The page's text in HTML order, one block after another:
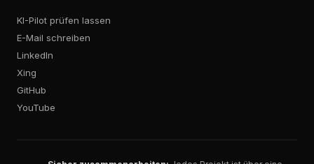
KI-Pilot prüfen lassen
E-Mail schreiben
LinkedIn
Xing
GitHub
YouTube